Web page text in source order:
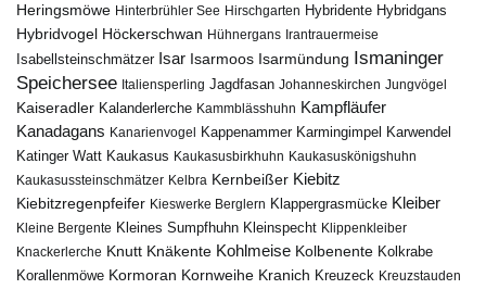
Heringsmöwe Hinterbrühler See Hirschgarten Hybridente Hybridgans
Hybridvogel Höckerschwan Hühnergans Irantrauermeise
Isabellsteinschmätzer Isar Isarmoos Isarmündung Ismaninger
Speichersee Italiensperling Jagdfasan Johanneskirchen Jungvögel
Kaiseradler Kalanderlerche Kammblässhuhn Kampfläufer
Kanadagans Kanarienvogel Kappenammer Karmingimpel Karwendel
Katinger Watt Kaukasus Kaukasusbirkhuhn Kaukasuskönigshuhn
Kaukasussteinschmätzer Kelbra Kernbeißer Kiebitz
Kiebitzregenpfeifer Kieswerke Berglern Klappergrasmücke Kleiber
Kleine Bergente Kleines Sumpfhuhn Kleinspecht Klippenkleiber
Knackerlerche Knutt Knäkente Kohlmeise Kolbenente Kolkrabe
Korallenmöwe Kormoran Kornweihe Kranich Kreuzeck Kreuzstauden